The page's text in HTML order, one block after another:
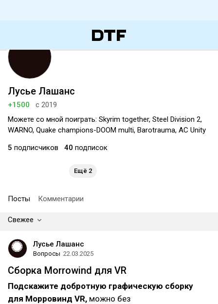
Лусье Лашанс
+1500
с 2019
Можете со мной поиграть: Skyrim together, Steel Division 2,
WARNO, Quake champions-DOOM multi, Barotrauma, AC Unity
5 подписчиков 40 подписок
Ещё 2
Посты Комментарии
Свежее
Лусье Лашанс
Вопросы 22.03.2025
Сборка Morrowind для VR
Подскажите добротную графическую сборку
для Морровинд VR, можно без